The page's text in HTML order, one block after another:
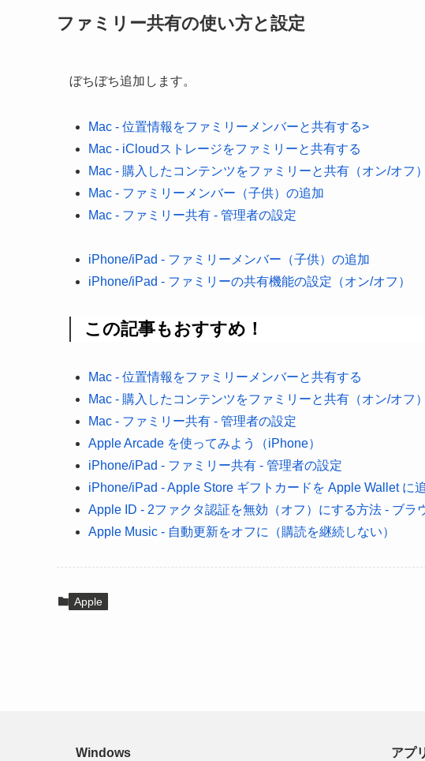
ファミリー共有の使い方と設定
ぼちぼち追加します。
Mac - 位置情報をファミリーメンバーと共有する>
Mac - iCloudストレージをファミリーと共有する
Mac - 購入したコンテンツをファミリーと共有（オン/オフ）
Mac - ファミリーメンバー（子供）の追加
Mac - ファミリー共有 - 管理者の設定
iPhone/iPad - ファミリーメンバー（子供）の追加
iPhone/iPad - ファミリーの共有機能の設定（オン/オフ）
この記事もおすすめ！
Mac - 位置情報をファミリーメンバーと共有する
Mac - 購入したコンテンツをファミリーと共有（オン/オフ）
Mac - ファミリー共有 - 管理者の設定
Apple Arcade を使ってみよう（iPhone）
iPhone/iPad - ファミリー共有 - 管理者の設定
iPhone/iPad - Apple Store ギフトカードを Apple Wallet に
Apple ID - 2ファクタ認証を無効（オフ）にする方法 - ブラ
Apple Music - 自動更新をオフに（購読を継続しない）
Apple
Windows アプ